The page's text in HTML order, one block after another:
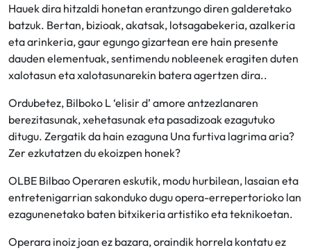
Hauek dira hitzaldi honetan erantzungo diren galderetako
batzuk. Bertan, bizioak, akatsak, lotsagabekeria, azalkeria
eta arinkeria, gaur egungo gizartean ere hain presente
dauden elementuak, sentimendu nobleenek eragiten duten
xalotasun eta xalotasunarekin batera agertzen dira..
Ordubetez, Bilboko L ‘elisir d’ amore antzezlanaren
berezitasunak, xehetasunak eta pasadizoak ezagutuko
ditugu. Zergatik da hain ezaguna Una furtiva lagrima aria?
Zer ezkutatzen du ekoizpen honek?
OLBE Bilbao Operaren eskutik, modu hurbilean, lasaian eta
entretenigarrian sakonduko dugu opera-errepertorioko lan
ezagunenetako baten bitxikeria artistiko eta teknikoetan.
Operara inoiz joan ez bazara, oraindik horrela kontatu ez